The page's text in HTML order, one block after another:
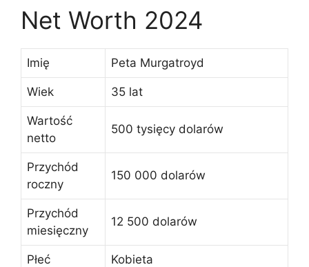
Net Worth 2024
Imię Peta Murgatroyd
Wiek 35 lat
Wartość
netto
500 tysięcy dolarów
Przychód
roczny
150 000 dolarów
Przychód
miesięczny
12 500 dolarów
Płeć Kobieta